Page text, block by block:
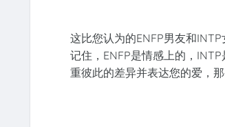
这比您认为的ENFP男友和
记住，ENFP是情感上的，
重彼此的差异并表达您的爱，